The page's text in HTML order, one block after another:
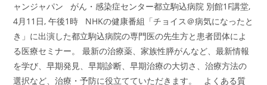
セ
ミ
ナ
ー
東
京
2014
ャンジャパン がん・感染症センター都立駒込病院 別館1F講堂,
4月11日, 午後1時 NHKの健康番組「チョイス＠病気になったと
き」に出演した都立駒込病院の専門医の先生方と患者団体によ
る医療セミナー。 最新の治療薬、家族性膵がんなど、最新情報
を学び、早期発見、早期診断、早期治療の大切さ、治療方法の
選択など、治療・予防に役立てていただきます。 よくある質